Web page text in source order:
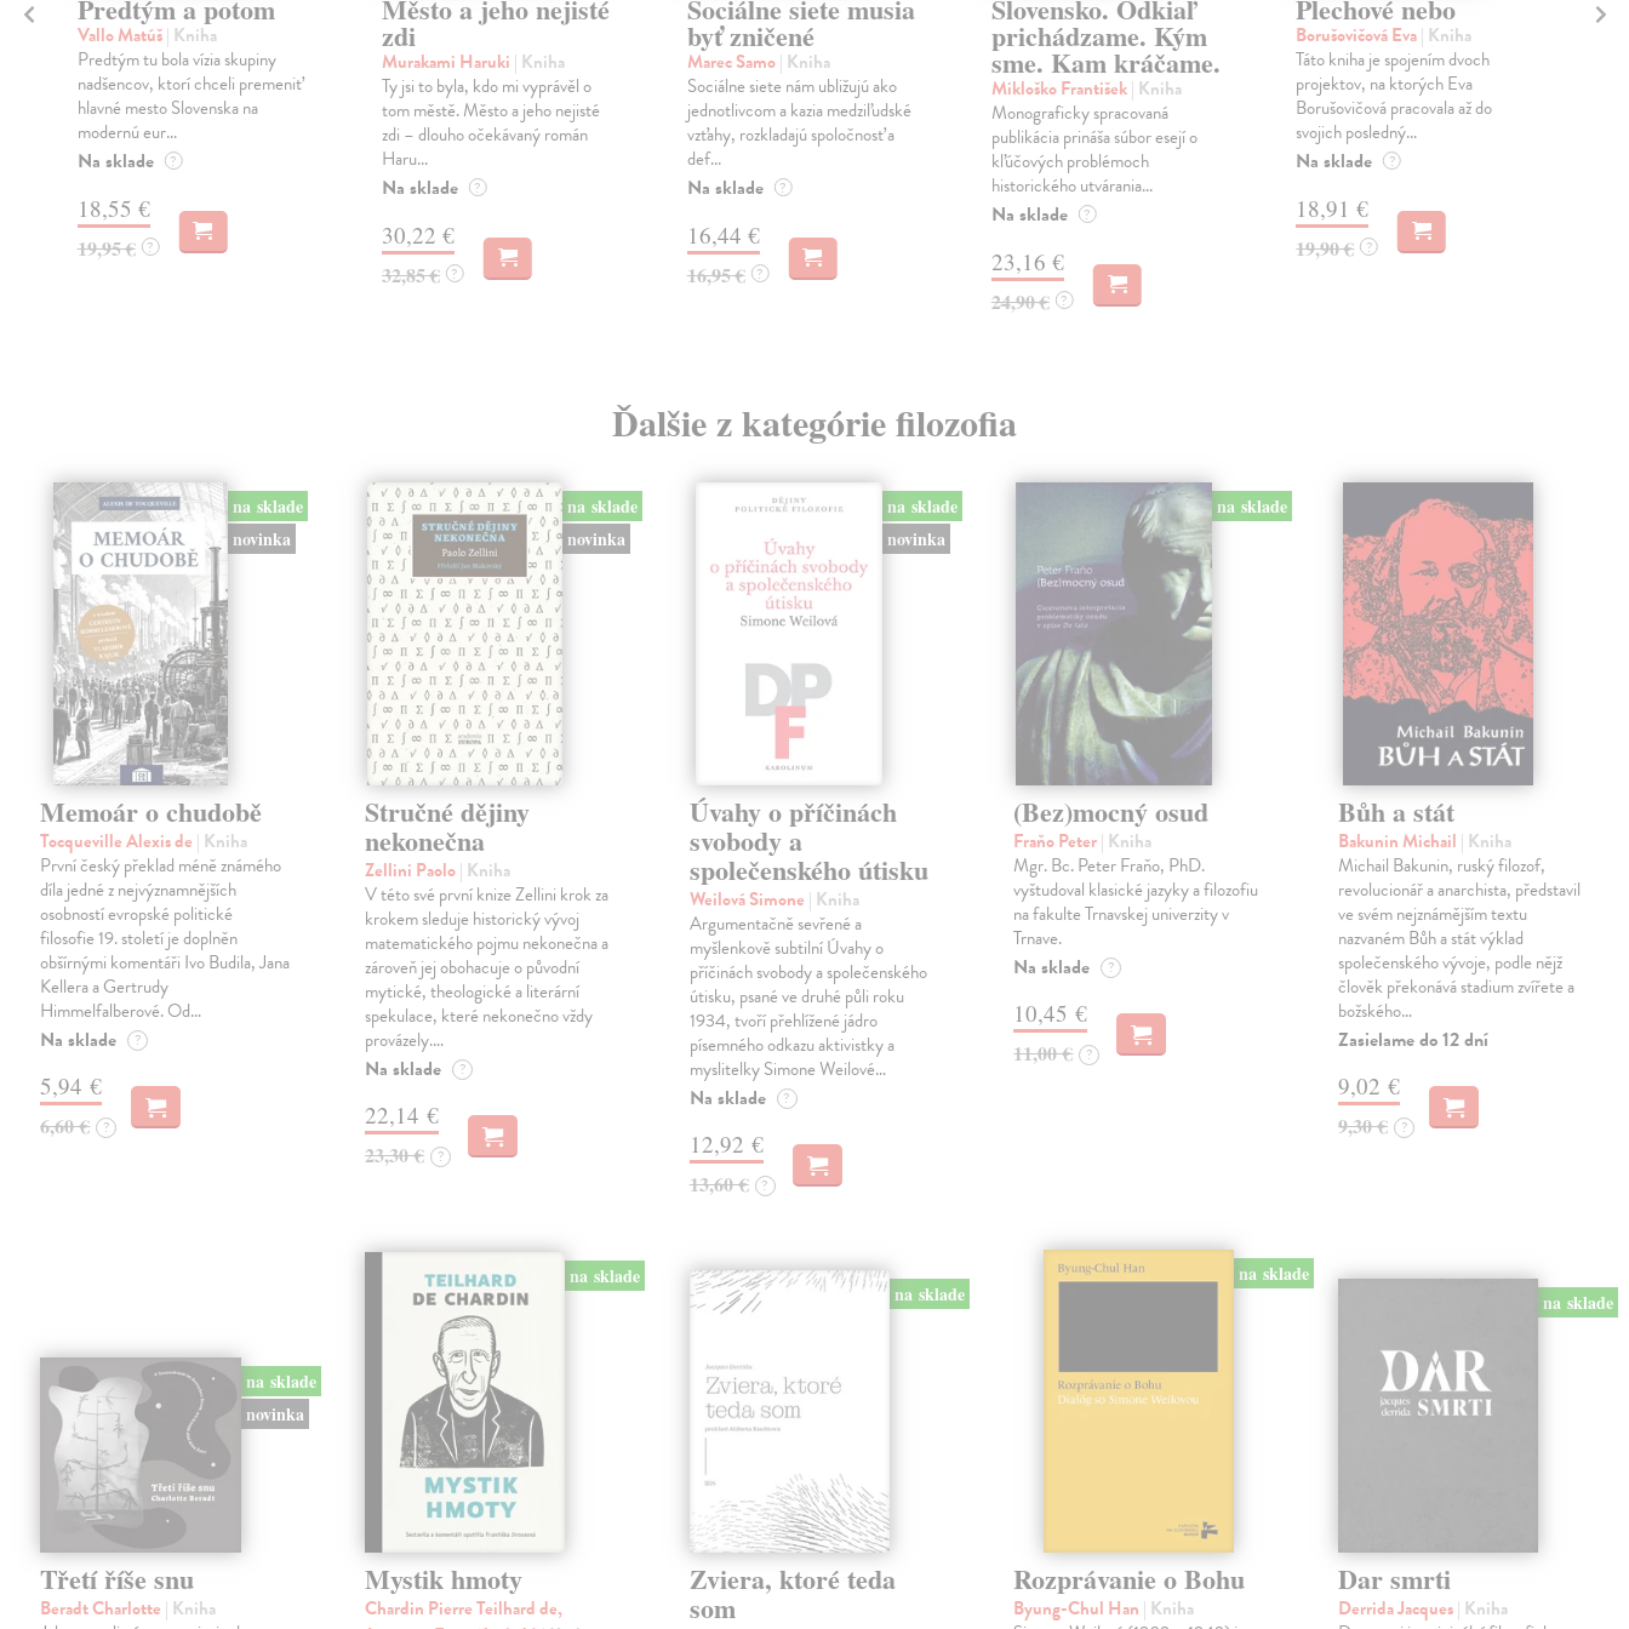
Predtým a potom
Vallo Matúš| Kniha
Predtým tu bola vízia skupiny
nadšencov, ktorí chceli premeniť
hlavné mesto Slovenska na
modernú eur...
Na sklade ?
18,55 €
19,95 € ?
Město a jeho nejisté
zdi
Murakami Haruki | Kniha
Ty jsi to byla, kdo mi vyprávěl o
tom městě. Město a jeho nejisté
zdi – dlouho očekávaný román
Haru...
Na sklade ?
30,22 €
32,85 € ?
Sociálne siete musia
byť zničené
Marec Samo| Kniha
Sociálne siete nám ubližujú ako
jednotlivcom a kazia medziľudské
vzťahy, rozkladajú spoločnosť a
def...
Na sklade ?
16,44 €
16,95 € ?
Slovensko. Odkiaľ
prichádzame. Kým
sme. Kam kráčame.
Mikloško František| Kniha
Monograficky spracovaná
publikácia prináša súbor esejí o
kľúčových problémoch
historického utvárania...
Na sklade ?
23,16 €
24,90 € ?
Plechové nebo
Borušovičová Eva| Kniha
Táto kniha je spojením dvoch
projektov, na ktorých Eva
Borušovičová pracovala až do
svojich posledný...
Na sklade ?
18,91 €
19,90 € ?
Ďalšie z kategórie filozofia
na sklade
novinka
Memoár o chudobě
Tocqueville Alexis de | Kniha
První český překlad méně známého
díla jedné z nejvýznamnějších
osobností evropské politické
filosofie 19. století je doplněn
obšírnými komentáři Ivo Budila, Jana
Kellera a Gertrudy
Himmelfalberové. Od…
Na sklade ?
5,94 €
6,60 € ?
na sklade
novinka
Stručné dějiny
nekonečna
Zellini Paolo| Kniha
V této své první knize Zellini krok za
krokem sleduje historický vývoj
matematického pojmu nekonečna a
zároveň jej obohacuje o původní
mytické, theologické a literární
spekulace, které nekonečno vždy
provázely.…
Na sklade ?
22,14 €
23,30 € ?
na sklade
novinka
Úvahy o příčinách
svobody a
společenského útisku
Weilová Simone | Kniha
Argumentačně sevřené a
myšlenkově subtilní Úvahy o
příčinách svobody a společenského
útisku, psané ve druhé půli roku
1934, tvoří přehlížené jádro
písemného odkazu aktivistky a
myslitelky Simone Weilové…
Na sklade ?
12,92 €
13,60 € ?
na sklade
(Bez)mocný osud
Fraňo Peter| Kniha
Mgr. Bc. Peter Fraňo, PhD.
vyštudoval klasické jazyky a filozofiu
na fakulte Trnavskej univerzity v
Trnave.
Na sklade ?
10,45 €
11,00 € ?
Bůh a stát
Bakunin Michail | Kniha
Michail Bakunin, ruský filozof,
revolucionář a anarchista, představil
ve svém nejznámějším textu
nazvaném Bůh a stát výklad
společenského vývoje, podle nějž
člověk překonává stadium zvířete a
božského…
Zasielame do 12 dní
9,02 €
9,30 € ?
na sklade
novinka
Třetí říše snu
Beradt Charlotte | Kniha
na sklade
Mystik hmoty
Chardin Pierre Teilhard de,
na sklade
Zviera, ktoré teda
som
na sklade
Rozprávanie o Bohu
Byung-Chul Han | Kniha
na sklade
Dar smrti
Derrida Jacques| Kniha